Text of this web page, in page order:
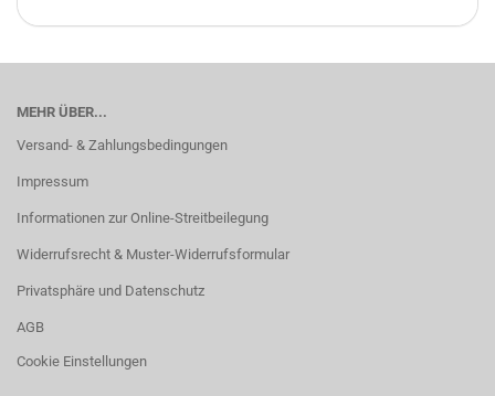
MEHR ÜBER...
Versand- & Zahlungsbedingungen
Impressum
Informationen zur Online-Streitbeilegung
Widerrufsrecht & Muster-Widerrufsformular
Privatsphäre und Datenschutz
AGB
Cookie Einstellungen